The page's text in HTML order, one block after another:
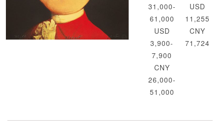
31,000-
61,000
USD
3,900-
7,900
CNY
26,000-
51,000
USD
11,255
CNY
71,724